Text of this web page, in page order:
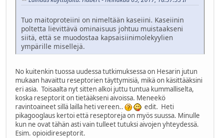
Tuo maitoproteiini on nimeltään kaseiini. Kaseiinin
poltetta lievittävä ominaisuus johtuu muistaakseni
siitä, että se muodostaa kapsaisiinimolekyylien
ympärille misellejä.
No kuitenkin tuossa uudessa tutkimuksessa on Hesarin jutun
mukaan havaittu reseptorien täyttymisiä, mikä on käsittääksini
eri asia. Toisaalta nyt sitten alkoi juttu tuntua kummalliselta,
koska reseptorit on tietääkseni aivoissa. Meneekö
ravintoaineet sillä lailla heti vereen..
edit. Heti
pikagooglaus kertoi että reseptoreja on myös suussa. Minulle
kun ne ovat tähän asti vain tulleet tutuksi aivojen yhteydessä.
Esim. opioidireseptorit.